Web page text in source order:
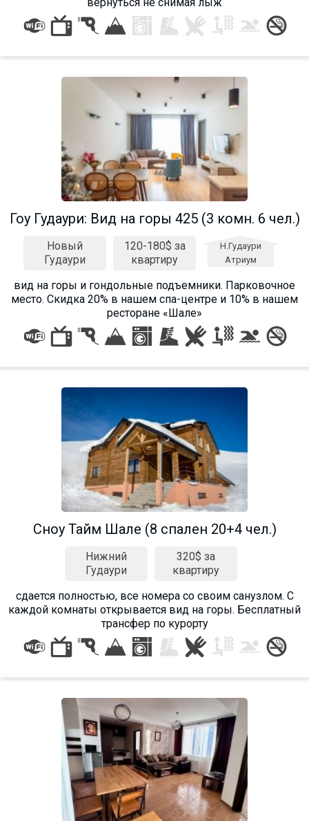
Гоу Гудаури: Вид на горы 425 (3 комн. 6 чел.)
Новый
Гудаури
120-180$ за
квартиру
Н.Гудаури
Атриум
вид на горы и гондольные подъемники. Парковочное
место. Cкидка 20% в нашем спа-центре и 10% в нашем
ресторане «Шале»
Сноу Тайм Шале (8 спален 20+4 чел.)
Нижний
Гудаури
320$ за
квартиру
сдается полностью, все номера со своим санузлом. С
каждой комнаты открывается вид на горы. Бесплатный
трансфер по курорту
Что пить?
Деньги
Галерея
Безопасность